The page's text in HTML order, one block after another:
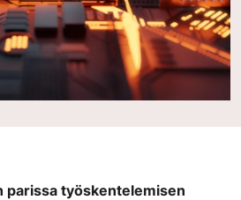
parissa työskentelemisen